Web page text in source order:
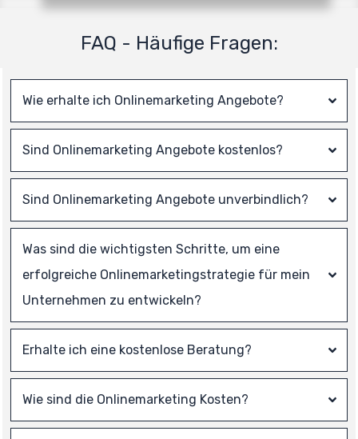
FAQ - Häufige Fragen:
Wie erhalte ich Onlinemarketing Angebote?
Sind Onlinemarketing Angebote kostenlos?
Sind Onlinemarketing Angebote unverbindlich?
Was sind die wichtigsten Schritte, um eine
erfolgreiche Onlinemarketingstrategie für mein
Unternehmen zu entwickeln?
Erhalte ich eine kostenlose Beratung?
Wie sind die Onlinemarketing Kosten?